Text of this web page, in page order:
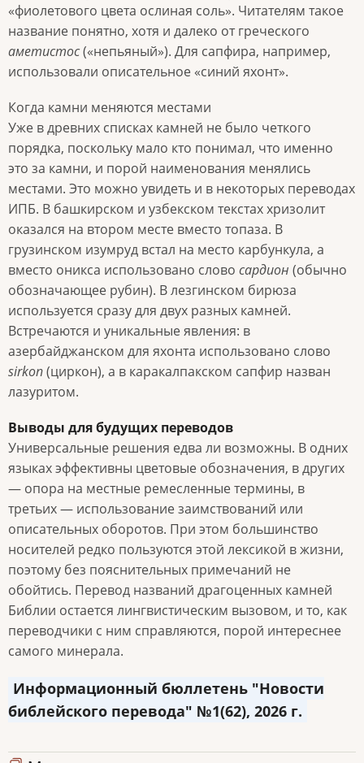
«фиолетового цвета ослиная соль». Читателям такое
название понятно, хотя и далеко от греческого
аметистос(«непьяный»). Для сапфира, например,
использовали описательное «синий яхонт».
Когда камни меняются местами
Уже в древних списках камней не было четкого
порядка, поскольку мало кто понимал, что именно
это за камни, и порой наименования менялись
местами. Это можно увидеть и в некоторых переводах
ИПБ. В башкирском и узбекском текстах хризолит
оказался на втором месте вместо топаза. В
грузинском изумруд встал на место карбункула, а
вместо оникса использовано слово сардион (обычно
обозначающее рубин). В лезгинском бирюза
используется сразу для двух разных камней.
Встречаются и уникальные явления: в
азербайджанском для яхонта использовано слово
sirkon(циркон), а в каракалпакском сапфир назван
лазуритом.
Выводы для будущих переводов
Универсальные решения едва ли возможны. В одних
языках эффективны цветовые обозначения, в других
— опора на местные ремесленные термины, в
третьих — использование заимствований или
описательных оборотов. При этом большинство
носителей редко пользуются этой лексикой в жизни,
поэтому без пояснительных примечаний не
обойтись. Перевод названий драгоценных камней
Библии остается лингвистическим вызовом, и то, как
переводчики с ним справляются, порой интереснее
самого минерала.
Информационный бюллетень "Новости
библейского перевода" №1(62), 2026 г.